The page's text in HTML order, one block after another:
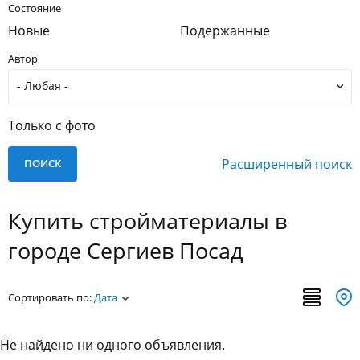
Состояние
Новые Подержанные
Автор
Только с фото
Расширенный поиск
Купить стройматериалы в
городе Сергиев Посад
Сортировать по:Дата
Не найдено ни одного объявления.